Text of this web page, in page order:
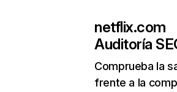
netflix.com
Auditoría
Comprueba la
frente a la